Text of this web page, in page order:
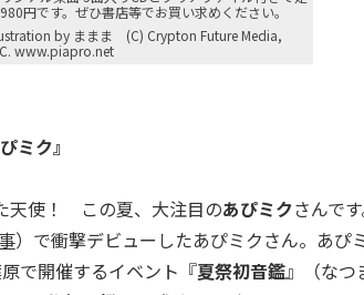
円です。ぜひ書店等でお買い求めください。
by ままま (C) Crypton Future Media,
www.piapro.net
ミク』
天使！ この夏、大注目のあぴミクさんで
）で衝撃デビューしたあぴミクさん。あぴ
で開催するイベント『夏祭初音鑑』（なつ